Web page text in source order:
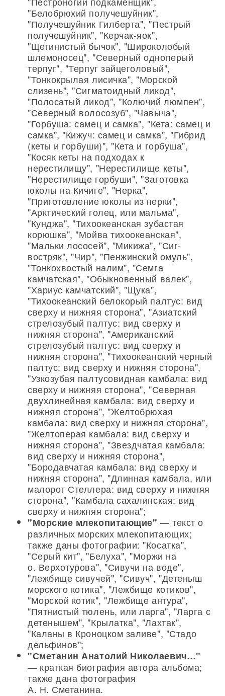
"Белобрюхий получешуйник",
"Получешуйник Гилберта", "Пестрый
получешуйник", "Керчак-яок",
"Щетинистый бычок", "Широколобый
шлемоносец", "Северный одноперый
терпуг", "Терпуг зайцеголовый",
"Тонкокрылая лисичка", "Морской
слизень", "Сигматоидный ликод",
"Полосатый ликод", "Колючий люмпен",
"Северный волосозуб", "Чавыча",
"Горбуша: самец и самка", "Кета: самец и
самка", "Кижуч: самец и самка", "Гибрид
(кеты и горбуши)", "Кета и горбуша",
"Косяк кеты на подходах к
нерестилищу", "Нерестилище кеты",
"Нерестилище горбуши", "Заготовка
юколы на Кичиге", "Нерка",
"Приготовление юколы из нерки",
"Арктический голец, или мальма",
"Кунджа", "Тихоокеанская зубастая
корюшка", "Мойва тихоокеанская",
"Мальки лососей", "Микижа", "Сиг-
востряк", "Чир", "Пенжинский омуль",
"Тонкохвостый налим", "Семга
камчатская", "Обыкновенный валек",
"Хариус камчатский", "Щука",
"Тихоокеанский белокорый палтус: вид
сверху и нижняя сторона", "Азиатский
стрелозубый палтус: вид сверху и
нижняя сторона", "Американский
стрелозубый палтус: вид сверху и
нижняя сторона", "Тихоокеанский черный
палтус: вид сверху и нижняя сторона",
"Узкозубая палтусовидная камбала: вид
сверху и нижняя сторона", "Северная
двухлинейная камбала: вид сверху и
нижняя сторона", "Желтобрюхая
камбала: вид сверху и нижняя сторона",
"Желтоперая камбала: вид сверху и
нижняя сторона", "Звездчатая камбала:
вид сверху и нижняя сторона",
"Бородавчатая камбала: вид сверху и
нижняя сторона", "Длинная камбала, или
малорот Стеллера: вид сверху и нижняя
сторона", "Камбала сахалинская: вид
сверху и нижняя сторона";
"Морские млекопитающие" — текст о
различных морских млекопитающих;
также даны фотографии: "Косатка",
"Серый кит", "Белуха", "Моржи на
о. Верхотурова", "Сивучи на воде",
"Лежбище сивучей", "Сивуч", "Детеныш
морского котика", "Лежбище котиков",
"Морской котик", "Лежбище антура",
"Пятнистый тюлень, или ларга", "Ларга с
детенышем", "Крылатка", "Лахтак",
"Каланы в Кроноцком заливе", "Стадо
дельфинов";
"Сметанин Анатолий Николаевич…"
— краткая биография автора альбома;
также дана фотография
А. Н. Сметанина.